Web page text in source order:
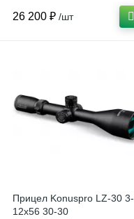
26 200 ₽ /шт
Прицел Konuspro LZ-30 3-
12x56 30-30